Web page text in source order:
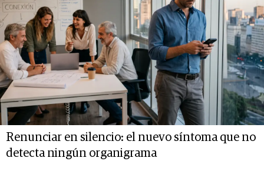
Renunciar en silencio: el nuevo síntoma que no
detecta ningún organigrama